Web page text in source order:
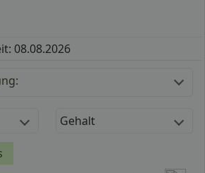
08.08.2026
Gehalt